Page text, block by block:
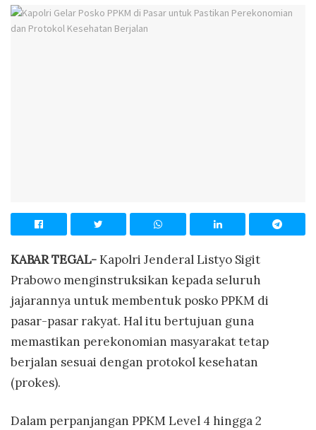
KABAR TEGAL-Kapolri Jenderal Listyo Sigit
Prabowo menginstruksikan kepada seluruh
jajarannya untuk membentuk posko PPKM di
pasar-pasar rakyat. Hal itu bertujuan guna
memastikan perekonomian masyarakat tetap
berjalan sesuai dengan protokol kesehatan
(prokes).
Dalam perpanjangan PPKM Level 4 hingga 2